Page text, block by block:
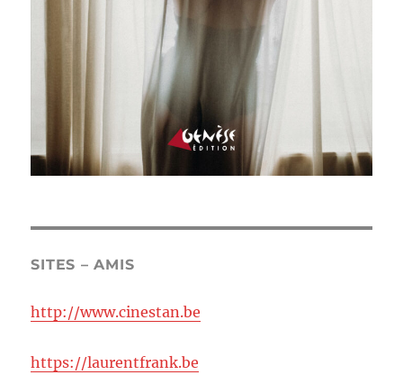
SITES – AMIS
http://www.cinestan.be
https://laurentfrank.be